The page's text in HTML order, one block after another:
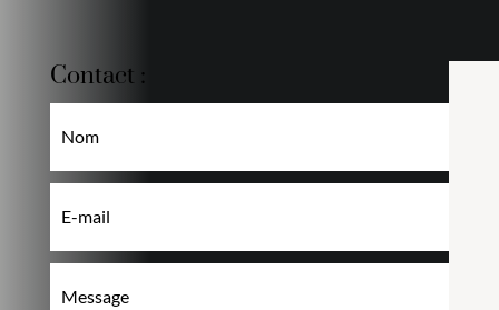
Contact :